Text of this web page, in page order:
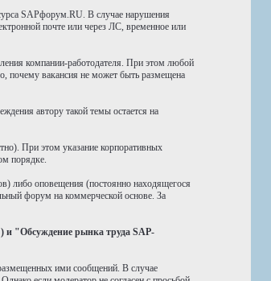
SAPфорум.RU. В случае нарушения
почте или через ЛС, временное или
компании-работодателя. При этом любой
почему вакансия не может быть размещена
автору такой темы остается на
При этом указание корпоративных
порядке.
либо оповещения (постоянно находящегося
форум на коммерческой основе. За
"Обсуждение рынка труда SAP-
ими сообщений. В случае